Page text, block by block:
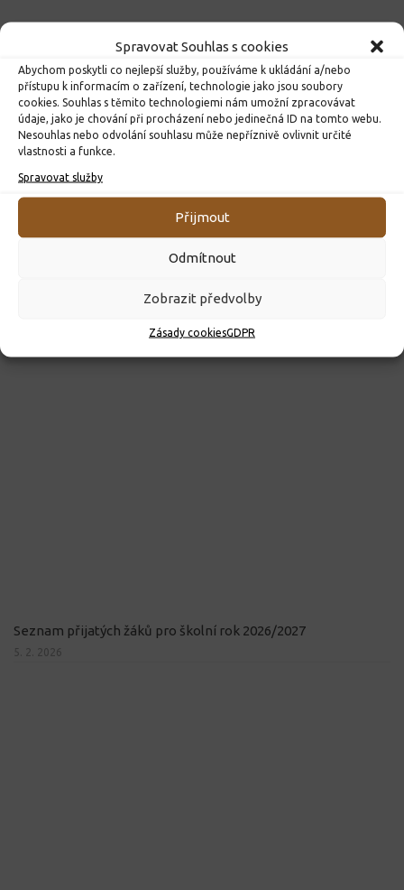
Spravovat Souhlas s cookies
Abychom poskytli co nejlepší služby, používáme k ukládání a/nebo
přístupu k informacím o zařízení, technologie jako jsou soubory
cookies. Souhlas s těmito technologiemi nám umožní zpracovávat
údaje, jako je chování při procházení nebo jedinečná ID na tomto webu.
Nesouhlas nebo odvolání souhlasu může nepříznivě ovlivnit určité
vlastnosti a funkce.
Spravovat služby
Přijmout
Odmítnout
Zobrazit předvolby
Zásady cookiesGDPR
ROZHODNUTÍ O PŘIJETÍ K PŘEDŠKOLNÍMU VZDĚLÁVÁNÍ
PRO ROK 2026
Seznam přijatých žáků pro školní rok 2026/2027
5. 2. 2026